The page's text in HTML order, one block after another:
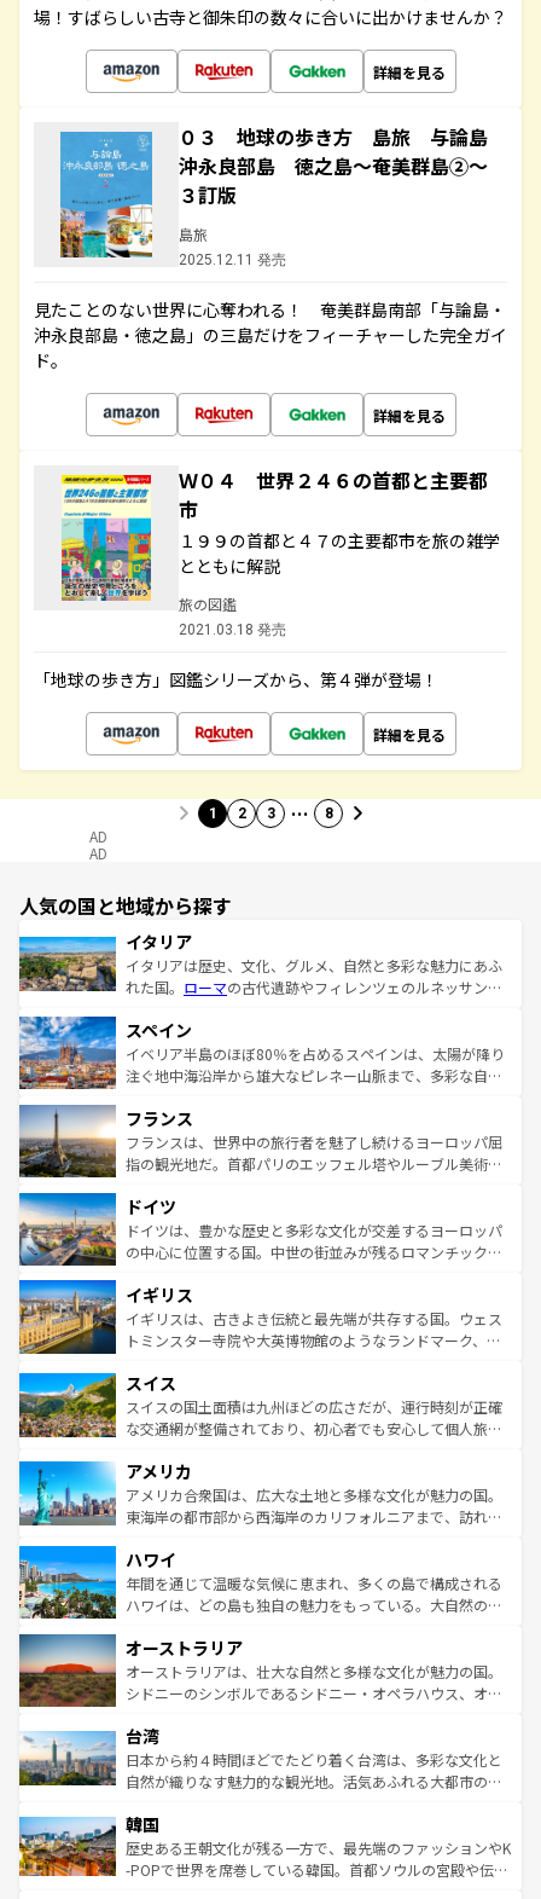
場！すばらしい古寺と御朱印の数々に合いに出かけませんか？
詳細を見る
０３ 地球の歩き方 島旅 与論島
沖永良部島 徳之島～奄美群島②～
３訂版
島旅
2025.12.11 発売
見たことのない世界に心奪われる！ 奄美群島南部「与論島・
沖永良部島・徳之島」の三島だけをフィーチャーした完全ガイ
ド。
詳細を見る
Ｗ０４ 世界２４６の首都と主要都
市
１９９の首都と４７の主要都市を旅の雑学
とともに解説
旅の図鑑
2021.03.18 発売
「地球の歩き方」図鑑シリーズから、第４弾が登場！
詳細を見る
1 2 3 … 8
AD
AD
人気の国と地域から探す
イタリア
イタリアは歴史、文化、グルメ、自然と多彩な魅力にあふ
れた国。 ローマの古代遺跡やフィレンツェのルネッサンス
ろん、トスカーナの美しい田園風景やアマルフィ海岸の絶
景など、自然景観も見逃せない。観光の合間には、本場の
ピザやパスタなど、絶品のイタリア料理を堪能することも
ませてくれるイタリアで、忘れられない旅をしてみよう！
なお、新着のイタリア情報はコンテンツ一覧 を参照してほ
しい。
スペイン
イベリア半島のほぼ80％を占めるスペインは、太陽が降り
注ぐ地中海沿岸から雄大なピレネー山脈まで、多彩な自然
文化が根付くこの国では、情熱的なフラメンコ、熱気あふ
れる闘牛、そして美味しいタパスが生活の一部となってい
る。首都マドリードの洗練された雰囲気や、バルセロナの
の城塞都市、穏やかなビーチリゾートまで多彩な表情を見
せる。地方によって風土や気候が異なるスペインはその個
性で訪れる人を魅了する。 なお、新着のスペイン情報はコ
フランス
フランスは、世界中の旅行者を魅了し続けるヨーロッパ屈
指の観光地だ。首都パリのエッフェル塔やルーブル美術館
で、幅広い魅力が詰まっている。華麗な宮殿、歴史的な大
聖堂、美しいビーチ、そして豊かな自然が、訪れる者を心
から魅了する。また、フランスは美食の国としても知ら
いる。シャンパンの発祥地であるランス、プロヴァンスの
香り高いラベンダー畑など、多彩な楽しみ方が可能だ。さ
らに、パリ以外の地域にも魅力が溢れており、どの街角に
れる地方に足を運ぶとそれぞれで全く異なる文化を体験で
きるだろう。 なお、新着のフランス情報はコンテンツ一覧
を参照してほしい。
ドイツ
ドイツは、豊かな歴史と多彩な文化が交差するヨーロッパ
の中心に位置する国。中世の街並みが残るロマンチック街
顔を持つこの国は、どこを歩いても飽きることがない。ベ
ルリンの文化的活気、バイエルン州のアルプスの絶景、そ
してライン川沿いのワイン畑といった風景は必見。ビール
は、お酒好きな人にはぜひ体験してほしい。 なお、新着の
ドイツ情報はコンテンツ一覧を参照してほしい。
イギリス
イギリスは、古きよき伝統と最先端が共存する国。ウェス
トミンスター寺院や大英博物館のようなランドマーク、歴
リアごとに異なる魅力がある。また、優雅なアフタヌーン
ティー、ビール好きにはたまらない英国パブ、サッカー観
戦など、本場だからこそできる体験も豊富。イギリスを旅
ンツ一覧を参照してほしい。
スイス
スイスの国土面積は九州ほどの広さだが、運行時刻が正確
な交通網が整備されており、初心者でも安心して個人旅行
の建物がそのまま残る町や、スイスならではのユニークな
博物館もあり、アルプス観光だけでなく町歩きも満喫する
ことができる。国民の所得が高いため物価も高いが、旅行
ば市内交通費無料で観光を楽しむこともできる。 なお、新
着のスイス情報はコンテンツ一覧 を参照してほしい。
アメリカ
アメリカ合衆国は、広大な土地と多様な文化が魅力の国。
東海岸の都市部から西海岸のカリフォルニアまで、訪れる
のような巨大都市は、観光、ショッピング、エンターテイ
ンメントが詰まった刺激的なスポットだ。一方、アメリカ
西部には大自然が広がり、グランドキャニオンやイエロー
部のニューオーリンズでは、音楽と美食が融合した独特の
文化が魅力。旅行者はアメリカの各地域で異なる魅力を楽
しみながら、その多様性と豊かな歴史を感じることができ
ならではの贅沢な旅のスタイルだ。 なお、新着のアメリカ
情報はコンテンツ一覧を参照してほしい。
ハワイ
年間を通じて温暖な気候に恵まれ、多くの島で構成される
ハワイは、どの島も独自の魅力をもっている。大自然の神
ワイ島は見逃せない。また、定番の観光地といえばオアフ
島だが、静かな自然を求めるならマウイ島やカウアイ島が
おすすめ。エメラルドグリーンに輝く海をはじめ、豊かな
れるおもてなしの心で訪れる人々を迎えてくれるハワイの
人々、おいしいローカルフードやハワイアンミュージッ
ク、伝統的なフラダンスなど、すべてがハワイの魅力を彩
ワイを、存分に味わってほしい。 なお、新着のハワイ情報
はコンテンツ一覧を参照してほしい。
オーストラリア
オーストラリアは、壮大な自然と多様な文化が魅力の国。
シドニーのシンボルであるシドニー・オペラハウス、オー
リアリーフや大陸中央部にそびえるウルル（エアーズロッ
ク）、タスマニアの美しい原生林やケアンズの熱帯雨林な
ど、見どころがたくさん。また、カフェやワイン、オージ
いる。アクティビティも充実しており、サーフィンやダイ
ビング、ハイキングなど、アウトドア好きにはたまらな
い。オーストラリアの多彩な魅力を存分に味わいつくそ
台湾
日本から約４時間ほどでたどり着く台湾は、多彩な文化と
自然が織りなす魅力的な観光地。活気あふれる大都市の台
ン）、静ひつな山岳地帯である台湾東部など、都市の喧騒
と山間の静けさが共存しており、訪れる人に新しい発見と
驚きをもたらしてくれる。また、奥深い台湾の食文化も魅
韓国
歴史ある王朝文化が残る一方で、最先端のファッションやK
-POPで世界を席巻している韓国。首都ソウルの宮殿や伝統